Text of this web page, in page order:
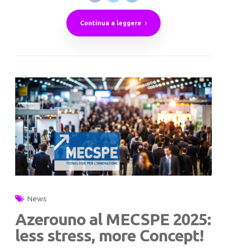
Continua a leggere
News
Azerouno al MECSPE 2025:
less stress, more Concept!